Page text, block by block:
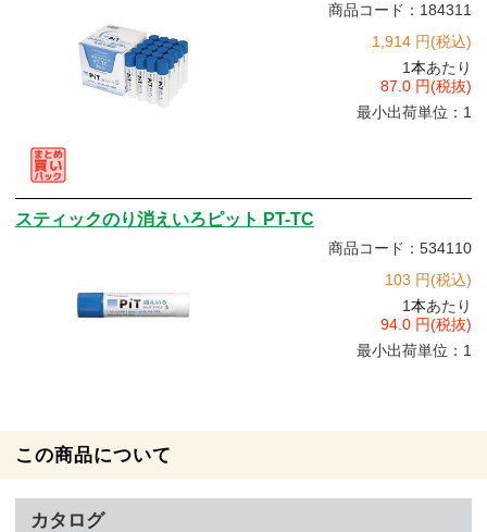
商品コード：184311
1,914 円(税込)
1本あたり
87.0 円(税抜)
最小出荷単位：1
スティックのり消えいろピット PT-TC
商品コード：534110
103 円(税込)
1本あたり
94.0 円(税抜)
最小出荷単位：1
この商品について
カタログ